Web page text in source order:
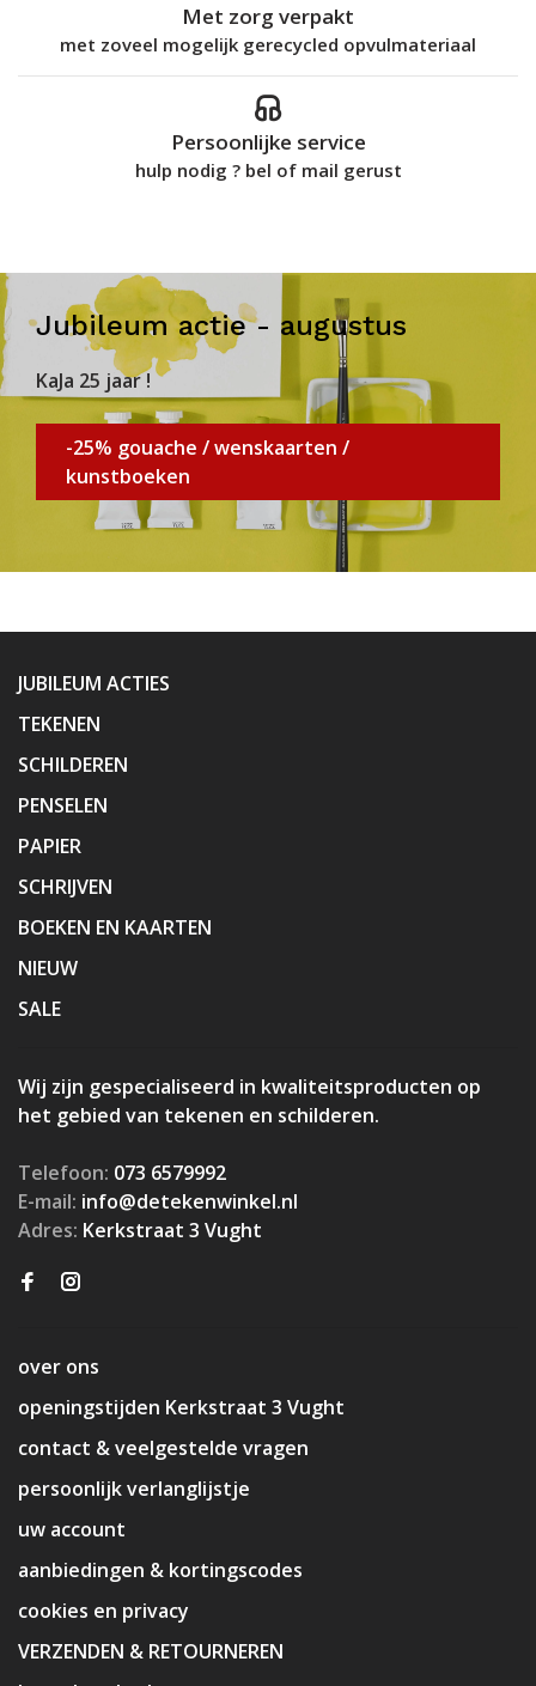
Met zorg verpakt
met zoveel mogelijk gerecycled opvulmateriaal
Persoonlijke service
hulp nodig ? bel of mail gerust
Jubileum actie - augustus
KaJa 25 jaar !
-25% gouache / wenskaarten /
kunstboeken
JUBILEUM ACTIES
TEKENEN
SCHILDEREN
PENSELEN
PAPIER
SCHRIJVEN
BOEKEN EN KAARTEN
NIEUW
SALE
Wij zijn gespecialiseerd in kwaliteitsproducten op
het gebied van tekenen en schilderen.
Telefoon: 073 6579992
E-mail: info@detekenwinkel.nl
Adres: Kerkstraat 3 Vught
over ons
openingstijden Kerkstraat 3 Vught
contact & veelgestelde vragen
persoonlijk verlanglijstje
uw account
aanbiedingen & kortingscodes
cookies en privacy
VERZENDEN & RETOURNEREN